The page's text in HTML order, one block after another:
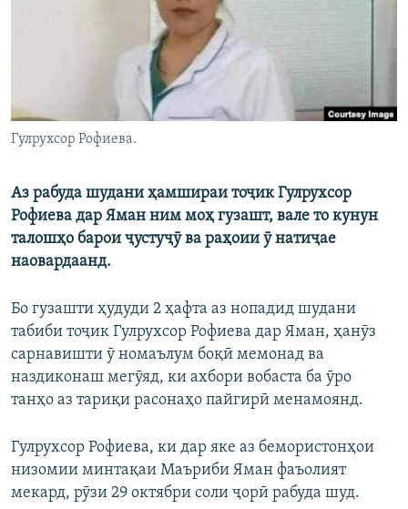
Ҳамаи сомонаҳои RFE/RL
Гулрухсор Рофиева.
Аз рабуда шудани ҳамшираи тоҷик Гулрухсор
Рофиева дар Яман ним моҳ гузашт, вале то кунун
талошҳо барои ҷустуҷӯ ва раҳоии ӯ натиҷае
наовардаанд.
Бо гузашти ҳудуди 2 ҳафта аз нопадид шудани
табиби тоҷик Гулрухсор Рофиева дар Яман, ҳанӯз
сарнавишти ӯ номаълум боқӣ мемонад ва
наздиконаш мегӯяд, ки ахбори вобаста ба ӯро
танҳо аз тариқи расонаҳо пайгирӣ менамоянд.
Гулрухсор Рофиева, ки дар яке аз бемористонҳои
низомии минтақаи Маъриби Яман фаъолият
мекард, рӯзи 29 октябри соли ҷорӣ рабуда шуд.